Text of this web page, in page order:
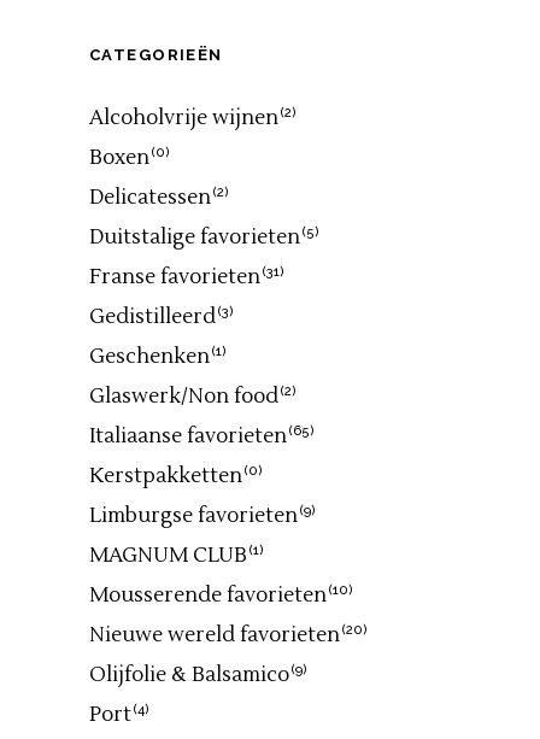
CATEGORIEËN
Alcoholvrije wijnen(2)
Boxen(0)
Delicatessen(2)
Duitstalige favorieten(5)
Franse favorieten(31)
Gedistilleerd(3)
Geschenken(1)
Glaswerk/Non food(2)
Italiaanse favorieten(65)
Kerstpakketten(0)
Limburgse favorieten(9)
MAGNUM CLUB (1)
Mousserende favorieten(10)
Nieuwe wereld favorieten(20)
Olijfolie & Balsamico(9)
Port(4)